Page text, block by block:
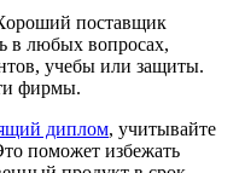
поставщик
в любых вопросах,
учебы или защиты.
фирмы.
диплом, учитывайте
поможет избежать